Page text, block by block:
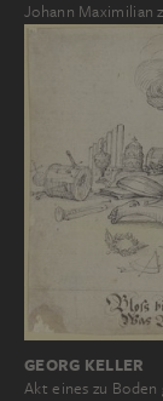
Johann Maximilian
GEORG KELLER
Akt eines zu